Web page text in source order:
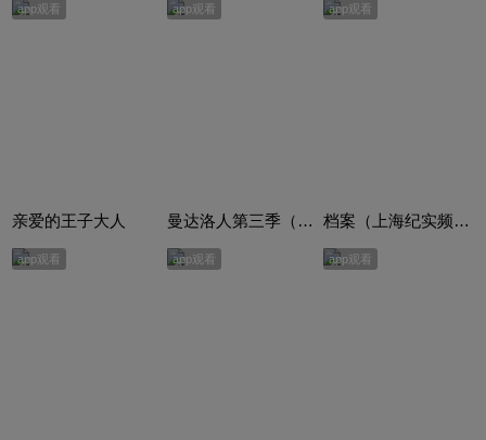
app观看
亲爱的王子大人
app观看
曼达洛人第三季（The Mandalorian Season 3）
app观看
档案（上海纪实频道）
app观看 app观看 app观看